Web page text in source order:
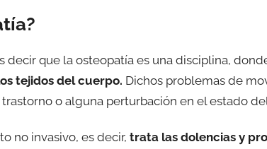
decir que la osteopatía es una disciplina,
tejidos del cuerpo. Dichos problemas de
o alguna perturbación en el estado
no invasivo, es decir, trata las dolencias y